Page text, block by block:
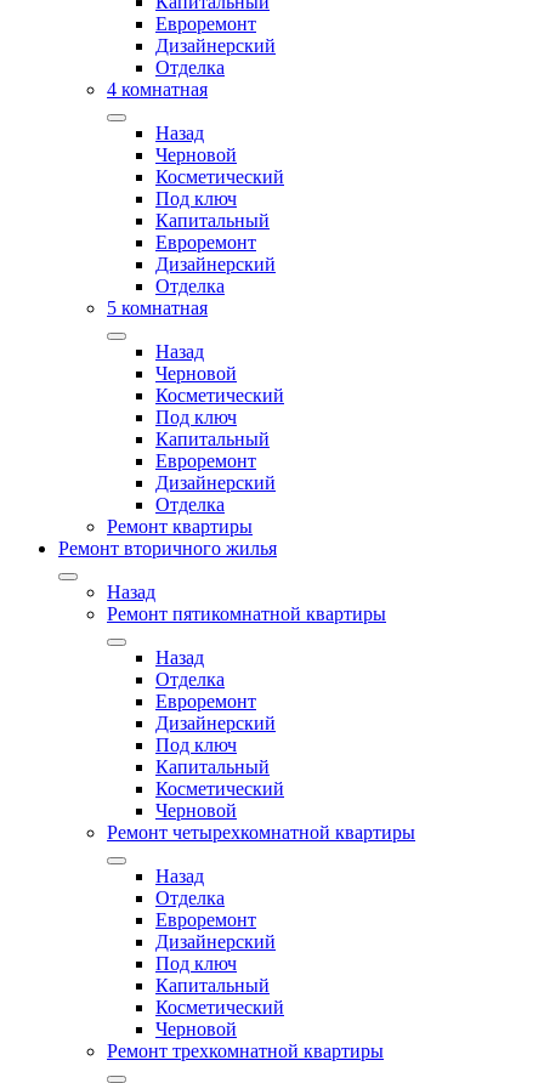
Евроремонт
Дизайнерский
Отделка
4 комнатная
Назад
Черновой
Косметический
Под ключ
Капитальный
Евроремонт
Дизайнерский
Отделка
5 комнатная
Назад
Черновой
Косметический
Под ключ
Капитальный
Евроремонт
Дизайнерский
Отделка
Ремонт квартиры
Ремонт вторичного жилья
Назад
Ремонт пятикомнатной квартиры
Назад
Отделка
Евроремонт
Дизайнерский
Под ключ
Капитальный
Косметический
Черновой
Ремонт четырехкомнатной квартиры
Назад
Отделка
Евроремонт
Дизайнерский
Под ключ
Капитальный
Косметический
Черновой
Ремонт трехкомнатной квартиры